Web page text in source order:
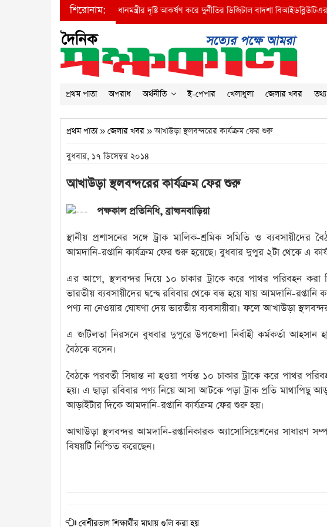
শিরোনাম:
●প্রধানমন্ত্রীর দৃষ্টি আকর্ষণ করে দুর্নীতির ডিজিটাল বাদশা বিআইডব্লিউটিএর অতি:
প্রথম পাতা অপরাধ অর্থনীতি ই-পেপার খেলাধুলা জেলার খবর
প্রথম পাতা» জেলার খবর » আখাউড়া স্থলবন্দরের কার্যক্রম ফের শুরু
বুধবার, ১৭ ডিসেম্বর ২০১৪
আখাউড়া স্থলবন্দরের কার্যক্রম ফের শুরু
পক্ষকাল প্রতিনিধি, ব্রাহ্মনবাড়িয়া
স্থানীয় প্রশাসনের সঙ্গে ট্রাক মালিক-শ্রমিক সমিতি ও
আমদানি-রপ্তানি কার্যক্রম ফের শুরু হয়েছে। বুধবার দুপুর ২টা থেকে এ
এর আগে, স্থলবন্দর দিয়ে ১০ চাকার ট্রাকে করে পাথর পরিবহন করা
ভারতীয় ব্যবসায়ীদের দ্বন্দ্বে রবিবার থেকে বন্ধ হয়ে যায় আমদানি-রপ্তানি
পণ্য না নেওয়ার ঘোষণা দেয় ভারতীয় ব্যবসায়ীরা। ফলে আখাউড়া স্থলবন্দর
এ জটিলতা নিরসনে বুধবার দুপুরে উপজেলা নির্বাহী কর্মকর্তা আহসান
বৈঠকে বসেন।
বৈঠকে পরবর্তী সিদ্বান্ত না হওয়া পর্যন্ত ১০ চাকার ট্রাকে করে পাথর
হয়। এ ছাড়া রবিবার পণ্য নিয়ে আসা আটকে পড়া ট্রাক প্রতি মাথাপিছু
আড়াইটার দিকে আমদানি-রপ্তানি কার্যক্রম ফের শুরু হয়।
আখাউড়া স্থলবন্দর আমদানি-রপ্তানিকারক অ্যাসোসিয়েশনের সাধারণ
বিষয়টি নিশ্চিত করেছেন।
বেশীরভাগ শিক্ষার্থীর মাথায় গুলি করা হয়